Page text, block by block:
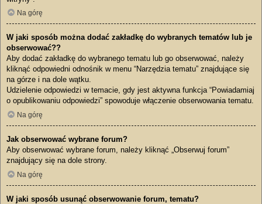
Na górę
W jaki sposób można dodać zakładkę do wybranych tematów lub je
obserwować??
Aby dodać zakładkę do wybranego tematu lub go obserwować, należy
kliknąć odpowiedni odnośnik w menu “Narzędzia tematu” znajdujące się
na górze i na dole wątku.
Udzielenie odpowiedzi w temacie, gdy jest aktywna funkcja “Powiadamiaj
o opublikowaniu odpowiedzi” spowoduje włączenie obserwowania tematu.
Na górę
Jak obserwować wybrane forum?
Aby obserwować wybrane forum, należy kliknąć „Obserwuj forum”
znajdujący się na dole strony.
Na górę
W jaki sposób usunąć obserwowanie forum, tematu?